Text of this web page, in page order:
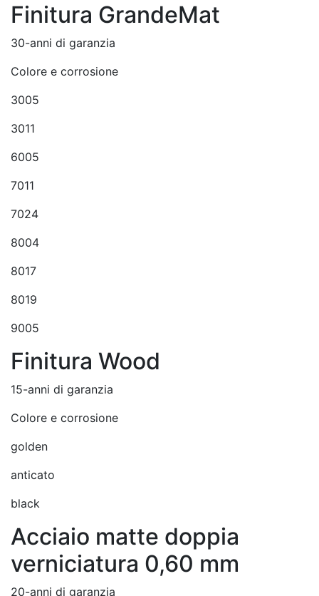
Finitura GrandeMat
30-anni di garanzia
Colore e corrosione
3005
3011
6005
7011
7024
8004
8017
8019
9005
Finitura Wood
15-anni di garanzia
Colore e corrosione
golden
anticato
black
Acciaio matte doppia
verniciatura 0,60 mm
20-anni di garanzia